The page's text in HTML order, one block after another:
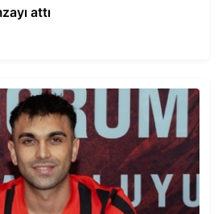
attı